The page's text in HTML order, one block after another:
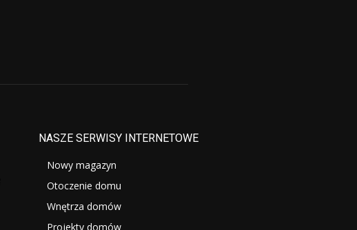
NASZE SERWISY INTERNETOWE
Nowy magazyn
Otoczenie domu
Wnętrza domów
Projekty domów